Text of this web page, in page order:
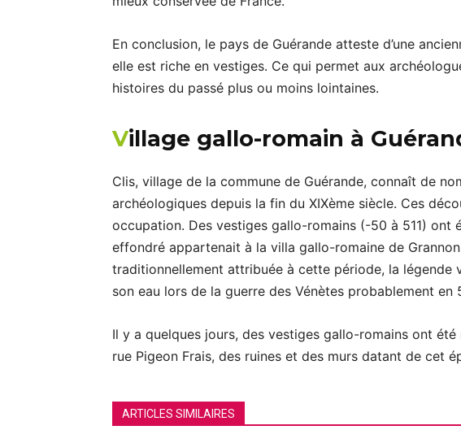
En conclusion, le pays de Guérande atteste d’une
elle est riche en vestiges. Ce qui permet aux
histoires du passé plus ou moins lointaines.
Village gallo-romain à
Clis, village de la commune de Guérande, connaît de
archéologiques depuis la fin du XIXème siècle. Ces
occupation. Des vestiges gallo-romains (-50 à 511) ont
effondré appartenait à la villa gallo-romaine de
traditionnellement attribuée à cette période, la légende
son eau lors de la guerre des Vénètes probablement en
Il y a quelques jours, des vestiges gallo-romains ont
rue Pigeon Frais, des ruines et des murs datant de cet
ARTICLES SIMILAIRES